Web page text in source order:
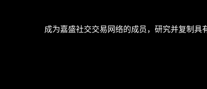
成为嘉盛社交交易网络的成员，研究并复制具